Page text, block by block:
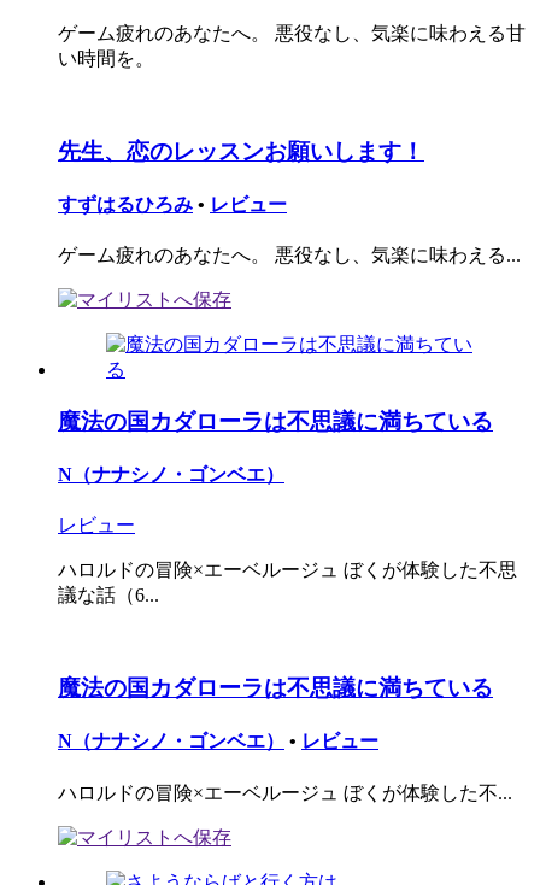
ゲーム疲れのあなたへ。 悪役なし、気楽に味わえる甘
い時間を。
先生、恋のレッスンお願いします！
すずはるひろみ • レビュー
ゲーム疲れのあなたへ。 悪役なし、気楽に味わえる...
魔法の国カダローラは不思議に満ちている
N（ナナシノ・ゴンベエ）
レビュー
ハロルドの冒険×エーベルージュ ぼくが体験した不思
議な話（6...
魔法の国カダローラは不思議に満ちている
N（ナナシノ・ゴンベエ） • レビュー
ハロルドの冒険×エーベルージュ ぼくが体験した不...